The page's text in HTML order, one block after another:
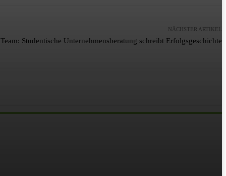
NÄCHSTER ARTIKEL
Studentische Unternehmensberatung schreibt Erfolgsgeschichte